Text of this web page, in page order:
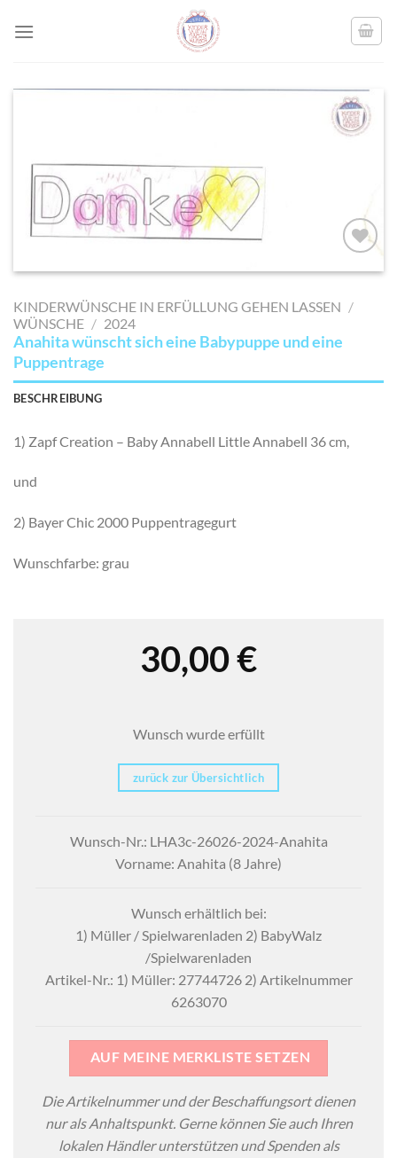
AUF MEINE
SETZEN
KINDERWÜNSCHE IN ERFÜLLUNG GEHEN LASSEN /
WÜNSCHE / 2024
Anahita wünscht sich eine Babypuppe und eine
Puppentrage
BESCHREIBUNG
1) Zapf Creation – Baby Annabell Little Annabell 36 cm,
und
2) Bayer Chic 2000 Puppentragegurt
Wunschfarbe: grau
30,00€
Wunsch wurde erfüllt
zurück zur Übersichtlich
Wunsch-Nr.: LHA3c-26026-2024-Anahita
Vorname: Anahita (8 Jahre)
Wunsch erhältlich bei:
1) Müller / Spielwarenladen 2) BabyWalz
/Spielwarenladen
Artikel-Nr.: 1) Müller: 27744726 2) Artikelnummer
6263070
AUF MEINE MERKLISTE SETZEN
Die Artikelnummer und der Beschaffungsort dienen
nur als Anhaltspunkt. Gerne können Sie auch Ihren
lokalen Händler unterstützen und Spenden als